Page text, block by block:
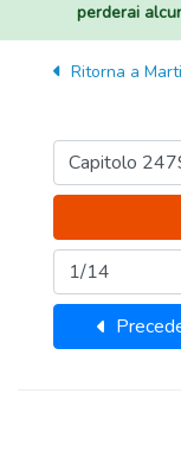
perderai
Ritorna a